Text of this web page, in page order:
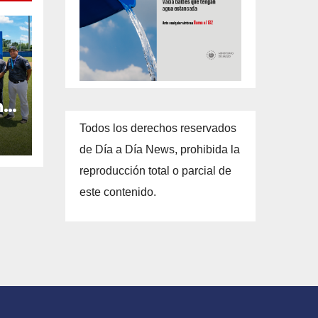
Todos los derechos reservados
de Día a Día News, prohibida la
reproducción total o parcial de
este contenido.